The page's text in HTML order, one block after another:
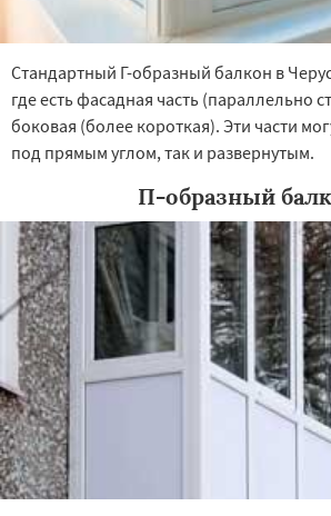
Стандартный Г-образный балкон в
где есть фасадная часть (параллельно
боковая (более короткая). Эти части
под прямым углом, так и развернутым.
П-образный